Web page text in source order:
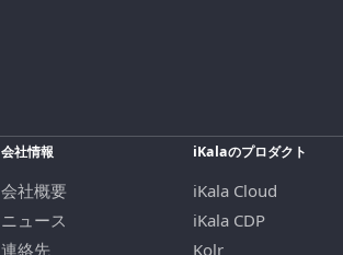
会社情報
会社概要
ニュース
連絡先
iKalaのプロダクト
iKala Cloud
iKala CDP
Kolr